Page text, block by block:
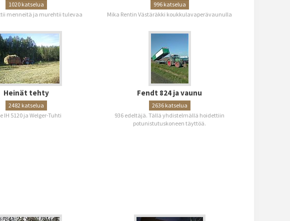
1020 katselua
menneitä ja murehtii tulevaa
996 katselua
Mika Rentin Västäräkki koukkulavaperävaunulla
Heinät tehty
2482 katselua
IH 5120 ja Welger-Tuhti
Fendt 824 ja vaunu
2636 katselua
936 edeltäjä. Tällä yhdistelmällä hoidettiin
potunistutuskoneen täyttöä.